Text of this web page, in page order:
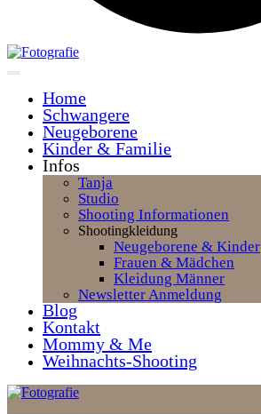
Home
Schwangere
Neugeborene
Kinder & Familie
Infos
Tanja
Studio
Shooting Informationen
Shootingkleidung
Neugeborene & Kinder
Frauen & Mädchen
Kleidung Männer
Newsletter Anmeldung
Blog
Kontakt
Mommy & Me
Weihnachts-Shooting